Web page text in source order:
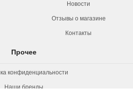
Новости
Отзывы о магазине
Контакты
Прочее
конфиденциальности
Наши бренды